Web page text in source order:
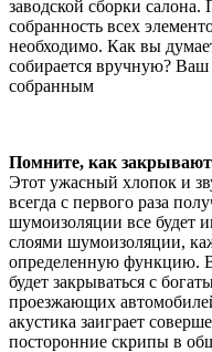
заводской сборки
собранность всех
необходимо. Как вы
собирается вручную?
собранным
Помните, как
Этот ужасный хлопок и
всегда с первого раза
шумоизоляции все будет
слоями шумоизоляции,
определенную функцию.
будет закрываться с
проезжающих
акустика заиграет
посторонние скрипы в